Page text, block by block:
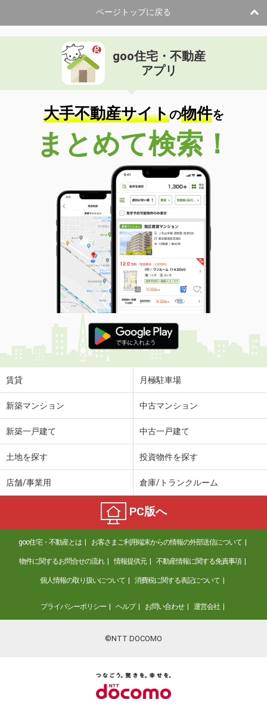
ページトップに戻る
goo住宅・不動産
アプリ
大手不動産サイトの物件を
まとめて検索！
賃貸 月極駐車場
新築マンション 中古マンション
新築一戸建て 中古一戸建て
土地を探す 投資物件を探す
店舗/事業用 倉庫/トランクルーム
PC版へ
goo住宅・不動産とは お客さまご利用端末からの情報の外部送信について
物件に関するお問合せの流れ 情報提供元 不動産情報に関する免責事項
個人情報の取り扱いについて 消費税に関する表記について
プライバシーポリシー ヘルプ お問い合わせ 運営会社
©NTT DOCOMO